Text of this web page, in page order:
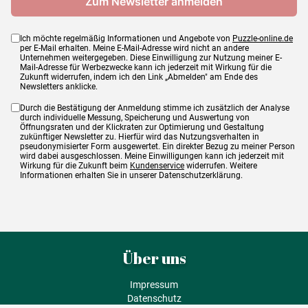
Ich möchte regelmäßig Informationen und Angebote von Puzzle-online.de
per E-Mail erhalten. Meine E-Mail-Adresse wird nicht an andere
Unternehmen weitergegeben. Diese Einwilligung zur Nutzung meiner E-
Mail-Adresse für Werbezwecke kann ich jederzeit mit Wirkung für die
Zukunft widerrufen, indem ich den Link „Abmelden" am Ende des
Newsletters anklicke.
Durch die Bestätigung der Anmeldung stimme ich zusätzlich der Analyse
durch individuelle Messung, Speicherung und Auswertung von
Öffnungsraten und der Klickraten zur Optimierung und Gestaltung
zukünftiger Newsletter zu. Hierfür wird das Nutzungsverhalten in
pseudonymisierter Form ausgewertet. Ein direkter Bezug zu meiner Person
wird dabei ausgeschlossen. Meine Einwilligungen kann ich jederzeit mit
Wirkung für die Zukunft beim Kundenservice widerrufen. Weitere
Informationen erhalten Sie in unserer Datenschutzerklärung.
Über uns
Impressum
Datenschutz